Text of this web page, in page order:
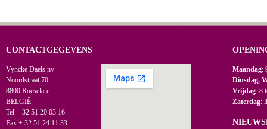
CONTACTGEGEVENS
Vyncke Daels nv
Noordstraat 70
8800 Roeselare
BELGIË
Tel + 32 51 20 03 16
Fax + 32 51 24 11 33
Maandag:
Dinsdag,
Vrijdag: 8
Zaterdag: